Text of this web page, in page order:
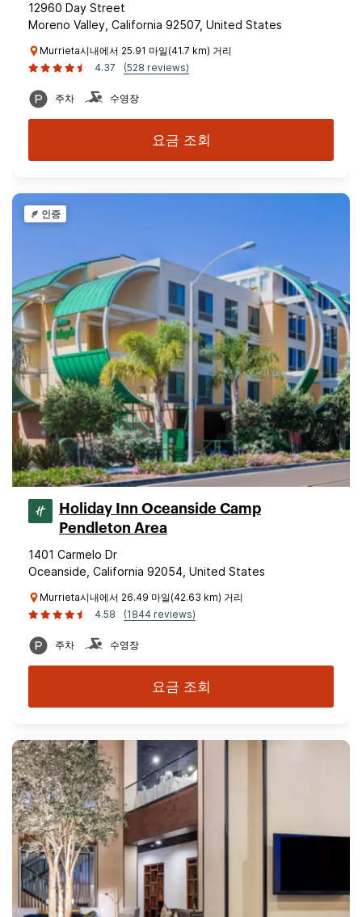
12960 Day Street
Moreno Valley, California 92507, United States
Murrieta시내에서 25.91 마일(41.7 km) 거리
4.37
(528 reviews)
주차 수영장
요금 조회
인증
Holiday Inn Oceanside Camp
Pendleton Area
1401 Carmelo Dr
Oceanside, California 92054, United States
Murrieta시내에서 26.49 마일(42.63 km) 거리
4.58
(1844 reviews)
주차 수영장
요금 조회